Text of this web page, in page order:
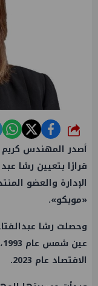
شارك
أصدر المهندس كريم
قرارًا بتعيين رشا
الإدارة والعضو
«موبكو».
وحصلت رشا
الاقتصاد عام 2023.